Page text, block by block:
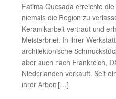
Fatima Quesada erreichte
niemals die Region zu
Keramikarbeit vertraut und
Meisterbrief. In ihrer
architektonische
aber auch nach Frankreich,
Niederlanden verkauft. Seit
ihrer Arbeit […]